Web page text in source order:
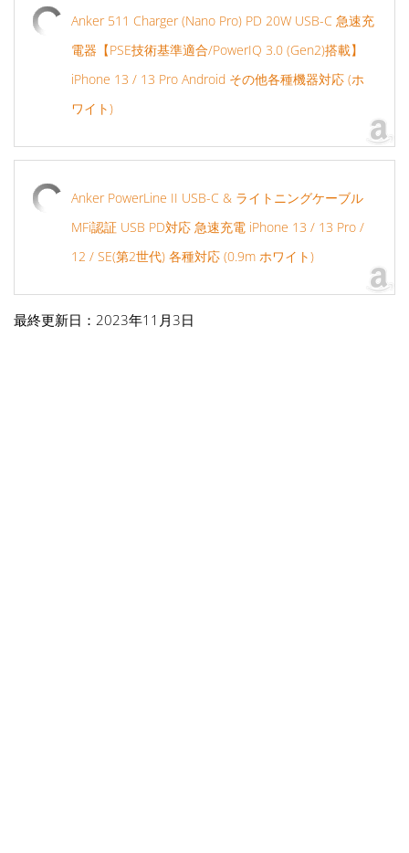
Anker 511 Charger (Nano Pro) PD 20W USB-C 急速充
電器【PSE技術基準適合/PowerIQ 3.0 (Gen2)搭載】
iPhone 13 / 13 Pro Android その他各種機器対応 (ホ
ワイト)
Anker PowerLine II USB-C & ライトニングケーブル
MFi認証 USB PD対応 急速充電 iPhone 13 / 13 Pro /
12 / SE(第2世代) 各種対応 (0.9m ホワイト)
最終更新日：2023年11月3日